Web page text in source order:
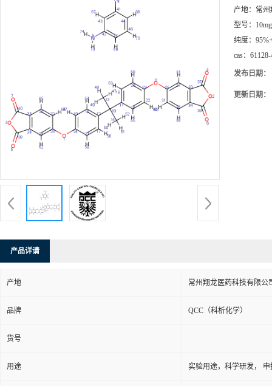
产地： 常
型号：
纯度：
cas：
发布日期：
更新日期：
产品详请
产地 常州翔龙医药科技有限公
品牌 QCC（科析化学）
货号
用途 实验用途，科学研发， 申